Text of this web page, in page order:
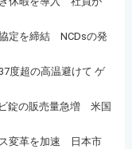
定を締結 NCDsの発
度超の高温避けて ゲ
錠の販売量急増 米国
変革を加速 日本市